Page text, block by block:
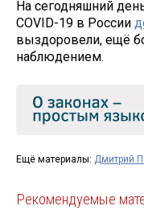
На сегодняшний
COVID-19 в России
выздоровели, ещё
наблюдением.
Ещё материалы: Дмитрий
Рекомендуемые